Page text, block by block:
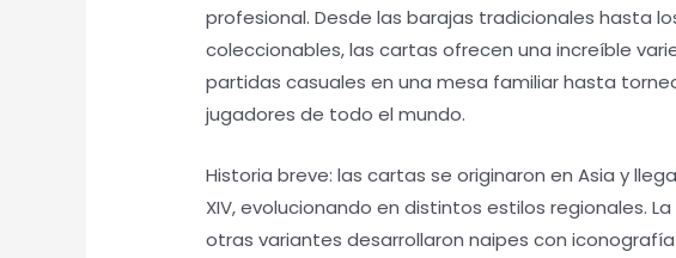
profesional. Desde las barajas tradicionales hasta
coleccionables, las cartas ofrecen una increíble
partidas casuales en una mesa familiar hasta
jugadores de todo el mundo.
Historia breve: las cartas se originaron en Asia y
XIV, evolucionando en distintos estilos regionales.
otras variantes desarrollaron naipes con